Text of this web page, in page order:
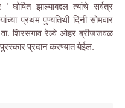
' घोषित झाल्याबद्दल त्यांचे सर्वत्र
प्रथम पुण्यतिथी दिनी सोमवार
शिरसगाव रेल्वे ओहर ब्रीजजवळ
प्रदान करण्यात येईल.